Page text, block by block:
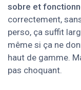
sobre et
correctement,
perso, ça suffit
même si ça ne
haut de gamme.
pas choquant.